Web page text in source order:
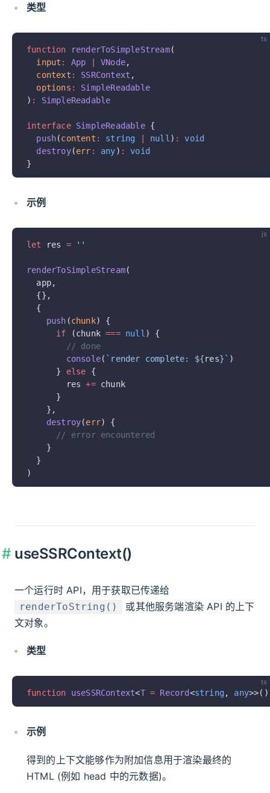
类型
ts
function renderToSimpleStream(
  input
: App | VNode,
  context
: SSRContext ,
  options
:
SimpleReadable
) : SimpleReadable
interface SimpleReadable {
  push
(content : string | null ) :
void
  destroy
(err : any) :
void
}
示例
js
let res = ''
renderToSimpleStream(
  app,
  {},
  {
    push
(chunk) {
      if
(chunk === null ) {
        // done
        console
( `render complete: ${res}` )
      }
else {
        res
+= chunk
      }
    },
    destroy
(err) {
      // error encountered
    }
  }
)
useSSRContext()
一个运行时 API，用于获取已传递给
renderToString()
或其他服务端渲染 API 的上下
文对象。
类型
ts
function useSSRContext<T = Record<string, any>>()
示例
得到的上下文能够作为附加信息用于渲染最终的
HTML (例如 head 中的元数据)。